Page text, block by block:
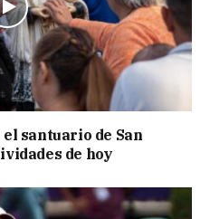
santuario de San
de hoy